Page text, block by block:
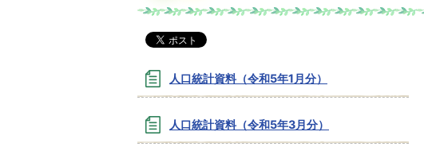
人口統計資料（令和5年1月分）
人口統計資料（令和5年3月分）